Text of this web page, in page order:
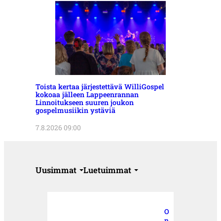
Toista kertaa järjestettävä WilliGospel
kokoaa jälleen Lappeenrannan
Linnoitukseen suuren joukon
gospelmusiikin ystäviä
7.8.2026 09:00
Uusimmat Luetuimmat
O